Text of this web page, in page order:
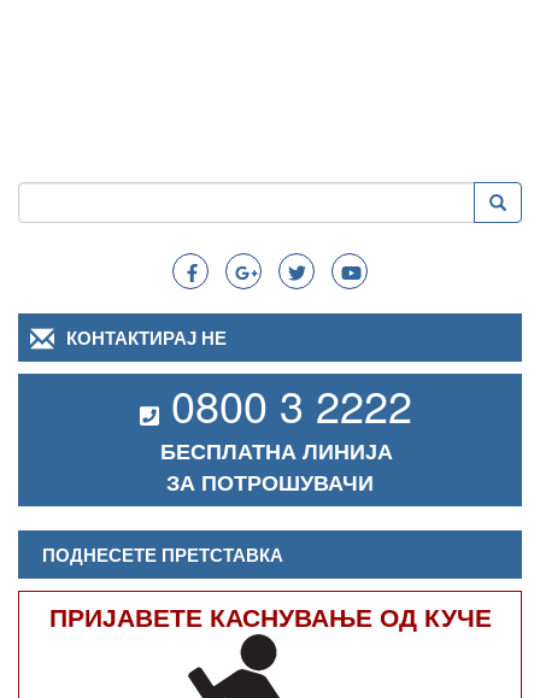
Search
Пребарување
КОНТАКТИРАЈ НЕ
0800 3 2222
БЕСПЛАТНА ЛИНИЈА
ЗА ПОТРОШУВАЧИ
ПОДНЕСЕТЕ ПРЕТСТАВКА
ПРИЈАВЕТЕ КАСНУВАЊЕ ОД КУЧЕ